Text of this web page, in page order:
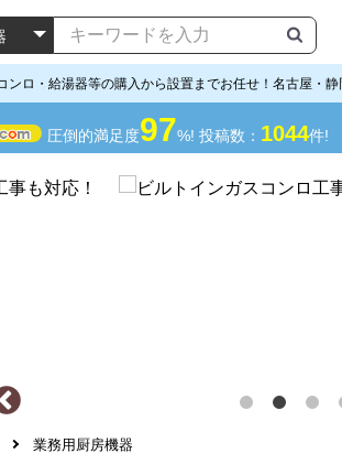
ンロ・給湯器等の購入から設置までお任せ！名古屋・
圧倒的満足度97%! 投稿数： 1044件!
業務用厨房機器